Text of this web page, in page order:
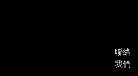
聯絡
我們